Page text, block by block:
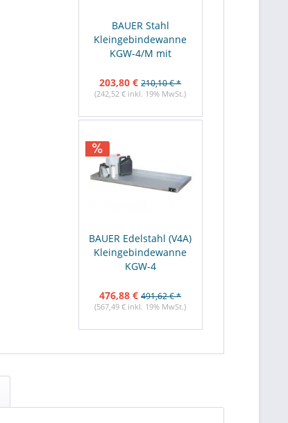
BAUER Stahl
Kleingebindewanne
KGW-4/M mit
203,80 € 210,10 € *
(242,52 € inkl. 19% MwSt.)
BAUER Edelstahl (V4A)
Kleingebindewanne
KGW-4
476,88 € 491,62 € *
(567,49 € inkl. 19% MwSt.)